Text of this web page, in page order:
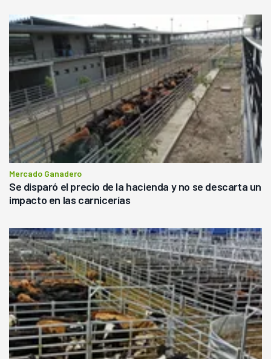
Mercado Ganadero
Se disparó el precio de la hacienda y no se descarta un
impacto en las carnicerías